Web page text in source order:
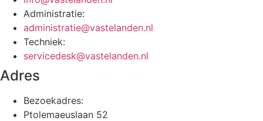
Administratie:
administratie@vastelanden.nl
Techniek:
servicedesk@vastelanden.nl
Adres
Bezoekadres:
Ptolemaeuslaan 52